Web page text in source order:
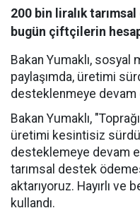
200 bin liralık
bugün çiftçilerin
Bakan Yumaklı, sosyal
paylaşımda, üretimi
desteklenmeye
Bakan Yumaklı,
üretimi kesintisiz
desteklemeye devam
tarımsal destek
aktarıyoruz. Hayırlı
kullandı.